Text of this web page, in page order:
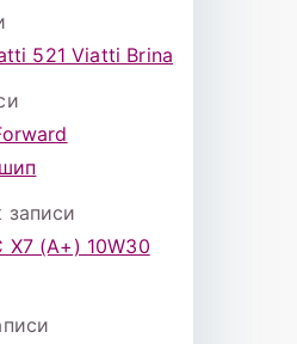
521 Viatti Brina
записи
(A+) 10W30